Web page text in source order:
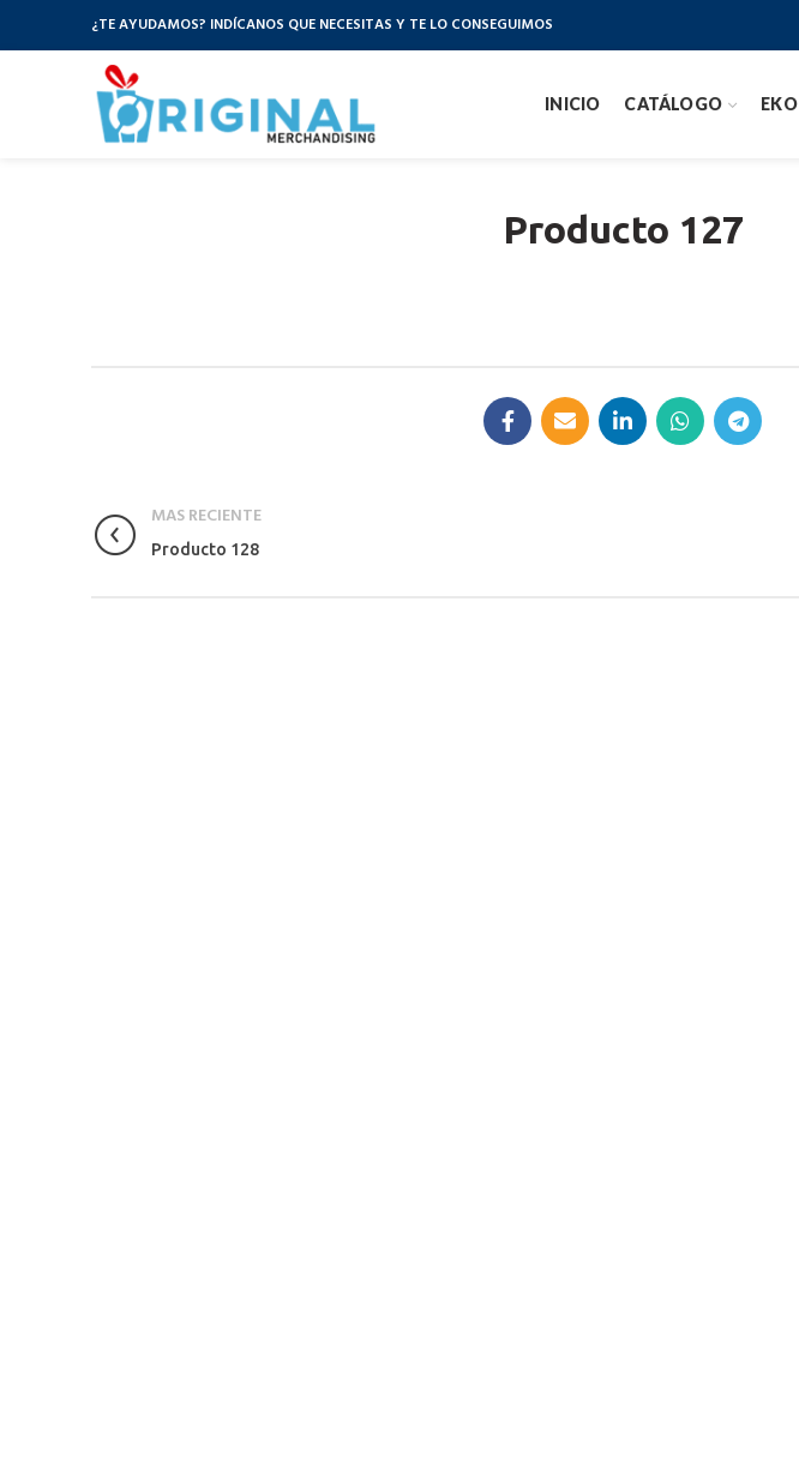
¿TE AYUDAMOS? INDÍCANOS QUE NECESITAS Y TE LO CONSEGUIMOS
INICIO CATÁLOGO EKO
Producto 127
MAS RECIENTE
Producto 128